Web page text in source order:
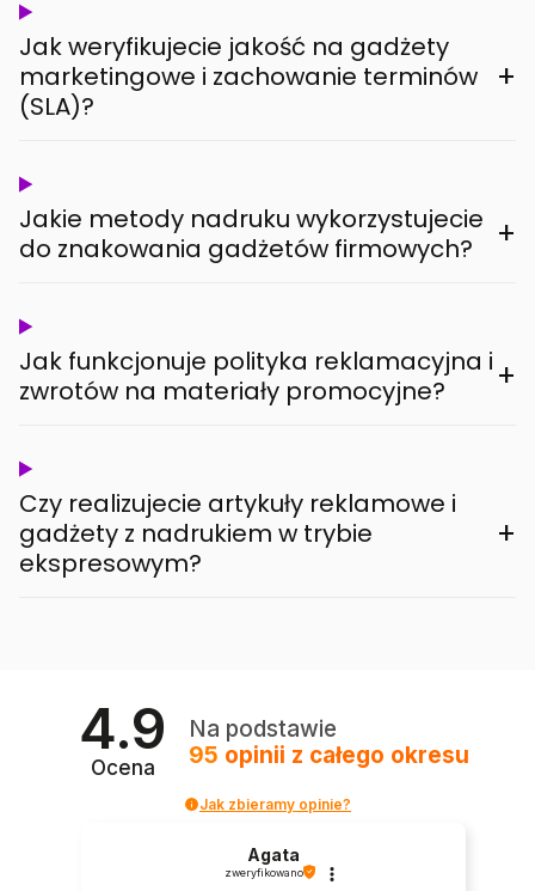
Jak weryfikujecie jakość na gadżety
marketingowe i zachowanie terminów
(SLA)?
+
Jakie metody nadruku wykorzystujecie
do znakowania gadżetów firmowych?
+
Jak funkcjonuje polityka reklamacyjna i
zwrotów na materiały promocyjne?
+
Czy realizujecie artykuły reklamowe i
gadżety z nadrukiem w trybie
ekspresowym?
+
4.9
Ocena
Na podstawie
95 opinii z całego okresu
Jak zbieramy opinie?
Agata
zweryfikowano